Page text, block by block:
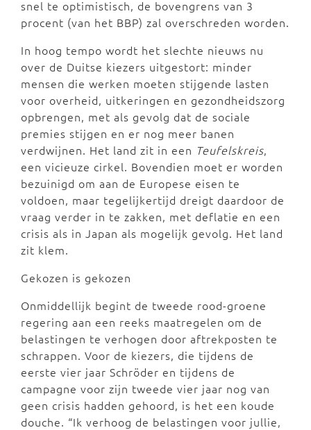
snel te optimistisch, de bovengrens van 3
procent (van het BBP) zal overschreden worden.
In hoog tempo wordt het slechte nieuws nu
over de Duitse kiezers uitgestort: minder
mensen die werken moeten stijgende lasten
voor overheid, uitkeringen en gezondheidszorg
opbrengen, met als gevolg dat de sociale
premies stijgen en er nog meer banen
verdwijnen. Het land zit in een Teufelskreis,
een vicieuze cirkel. Bovendien moet er worden
bezuinigd om aan de Europese eisen te
voldoen, maar tegelijkertijd dreigt daardoor de
vraag verder in te zakken, met deflatie en een
crisis als in Japan als mogelijk gevolg. Het land
zit klem.
Gekozen is gekozen
Onmiddellijk begint de tweede rood-groene
regering aan een reeks maatregelen om de
belastingen te verhogen door aftrekposten te
schrappen. Voor de kiezers, die tijdens de
eerste vier jaar Schröder en tijdens de
campagne voor zijn tweede vier jaar nog van
geen crisis hadden gehoord, is het een koude
douche. “Ik verhoog de belastingen voor jullie,